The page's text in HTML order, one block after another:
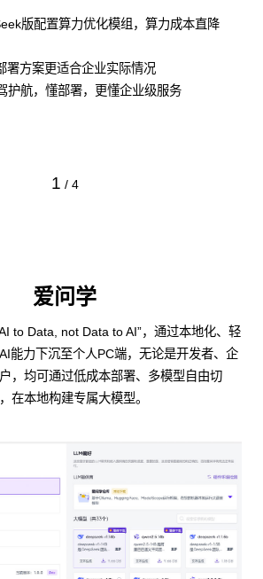
版配置算力优化模组，算力成本直降
署方案更适合企业实际情况
护航，懂部署，更懂企业级服务
1 / 4
爱问学
to Data, not Data to AI”，通过本地化、轻
能力下沉至个人PC端，无论是开发者、企
，均可通过低成本部署、多模型自由切
在本地构建专属大模型。